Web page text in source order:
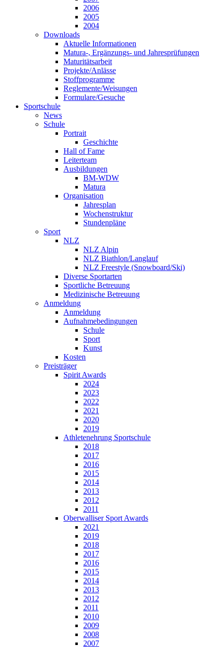
2006
2005
2004
Downloads
Aktuelle Informationen
Matura-, Ergänzungs- und Jahresprüfungen
Maturitätsarbeit
Projekte/Anlässe
Stoffprogramme
Reglemente/Weisungen
Formulare/Gesuche
Sportschule
News
Schule
Portrait
Geschichte
Hall of Fame
Leiterteam
Ausbildungen
BM-WDW
Matura
Organisation
Jahresplan
Wochenstruktur
Stundenpläne
Sport
NLZ
NLZ Alpin
NLZ Biathlon/Langlauf
NLZ Freestyle (Snowboard/Ski)
Diverse Sportarten
Sportliche Betreuung
Medizinische Betreuung
Anmeldung
Anmeldung
Aufnahmebedingungen
Schule
Sport
Kunst
Kosten
Preisträger
Spirit Awards
2024
2023
2022
2021
2020
2019
Athletenehrung Sportschule
2018
2017
2016
2015
2014
2013
2012
2011
Oberwalliser Sport Awards
2021
2019
2018
2017
2016
2015
2014
2013
2012
2011
2010
2009
2008
2007